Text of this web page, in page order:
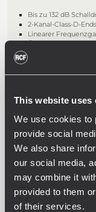
This website uses
We use cookies to
provide social
We also share
our social media,
may combine it
provided to them
of their services.
Bis zu 132 dB
2-Kanal-Class-D-
Linearer
NX 912-A
PROFESSIONELLE
Bis zu 130 dB
2-Kanal-Class-D-
Linearer
20000 Hz
1,75-Zoll-